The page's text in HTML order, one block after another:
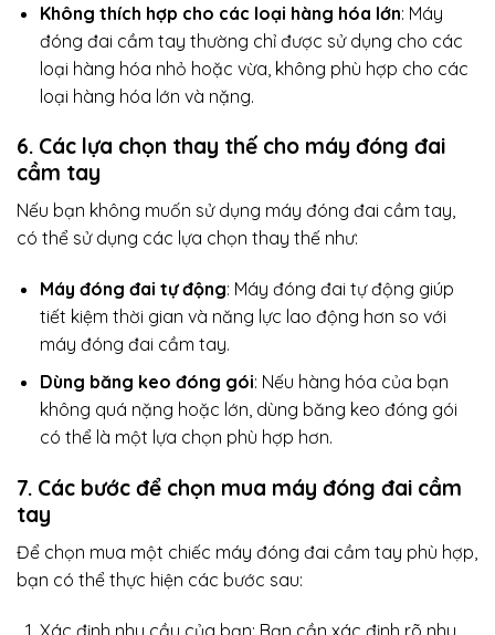
Không thích hợp cho các loại hàng hóa lớn: Máy
đóng đai cầm tay thường chỉ được sử dụng cho các
loại hàng hóa nhỏ hoặc vừa, không phù hợp cho các
loại hàng hóa lớn và nặng.
6. Các lựa chọn thay thế cho máy đóng đai
cầm tay
Nếu bạn không muốn sử dụng máy đóng đai cầm tay,
có thể sử dụng các lựa chọn thay thế như:
Máy đóng đai tự động: Máy đóng đai tự động giúp
tiết kiệm thời gian và năng lực lao động hơn so với
máy đóng đai cầm tay.
Dùng băng keo đóng gói: Nếu hàng hóa của bạn
không quá nặng hoặc lớn, dùng băng keo đóng gói
có thể là một lựa chọn phù hợp hơn.
7. Các bước để chọn mua máy đóng đai cầm
tay
Để chọn mua một chiếc máy đóng đai cầm tay phù hợp,
bạn có thể thực hiện các bước sau:
Xác định nhu cầu của bạn: Bạn cần xác định rõ nhu